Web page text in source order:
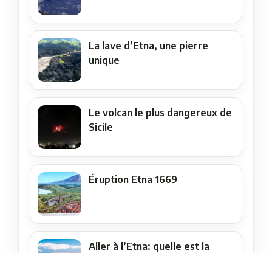
La lave d’Etna, une pierre
unique
Le volcan le plus dangereux de
Sicile
Éruption Etna 1669
Aller à l’Etna: quelle est la